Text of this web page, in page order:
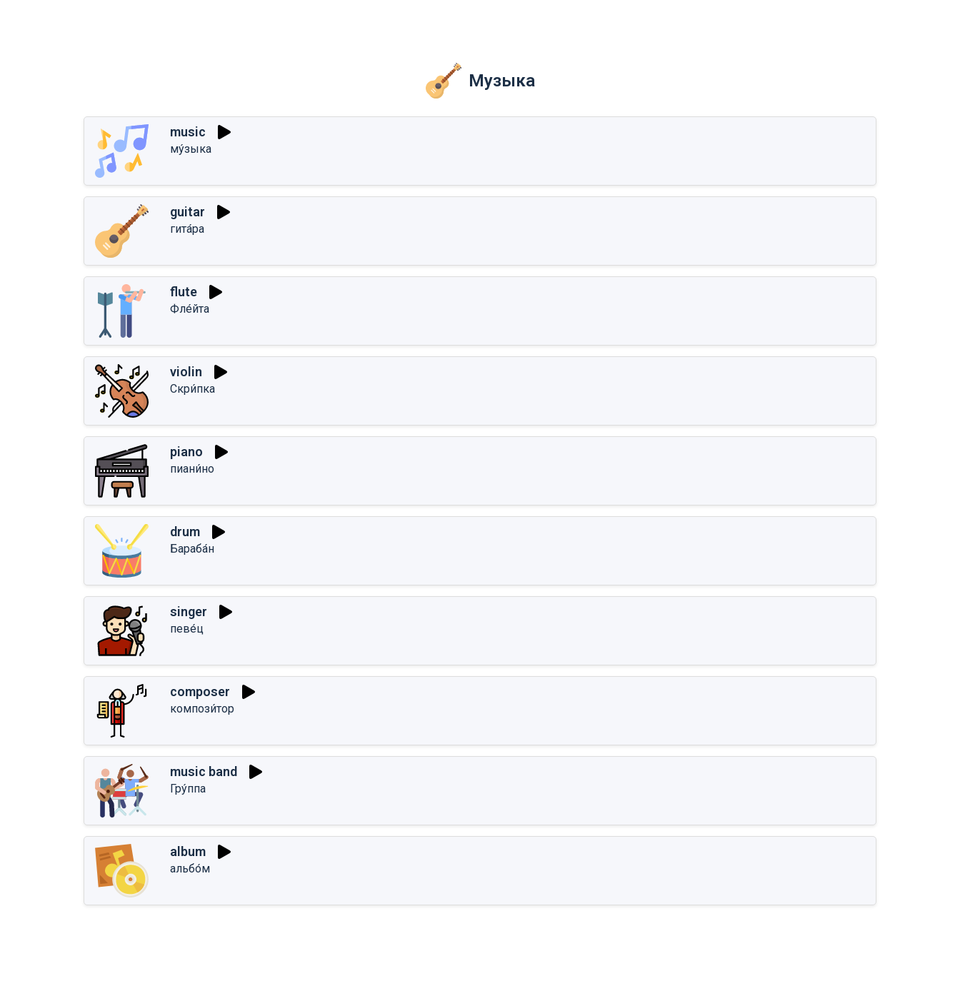
Музыка
music
му́зыка
guitar
гита́ра
flute
Фле́йта
violin
Скри́пка
piano
пиани́но
drum
Бараба́н
singer
певе́ц
composer
компози́тор
music band
Гру́ппа
album
альбо́м